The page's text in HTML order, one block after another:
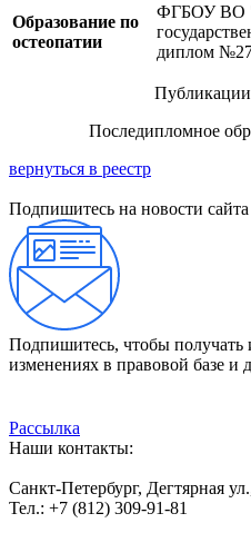
Образование по
остеопатии
ФГБОУ ВО
диплом
Последипломное
вернуться в реестр
Подпишитесь на новости сайта
Подпишитесь, чтобы
изменениях в правовой базе и
Рассылка
Наши контакты:
Санкт-Петербург, Дегтярная
Тел.: +7 (812) 309-91-81